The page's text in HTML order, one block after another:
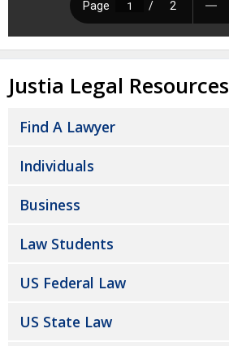
Justia Legal Resources
Find A Lawyer
Individuals
Business
Law Students
US Federal Law
US State Law